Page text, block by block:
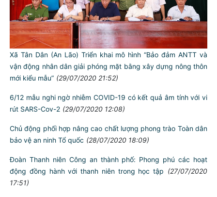
Xã Tân Dân (An Lão) Triển khai mô hình “Bảo đảm ANTT và
vận động nhân dân giải phóng mặt bằng xây dựng nông thôn
mới kiểu mẫu” (29/07/2020 21:52)
6/12 mẫu nghi ngờ nhiễm COVID-19 có kết quả âm tính với vi
rút SARS-Cov-2 (29/07/2020 12:08)
Chủ động phối hợp nâng cao chất lượng phong trào Toàn dân
bảo vệ an ninh Tổ quốc (28/07/2020 18:09)